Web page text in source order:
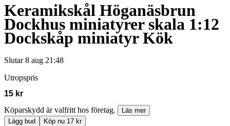
Keramikskål Höganäsbrun
Dockhus miniatyrer skala 1:12
Dockskåp miniatyr Kök
Slutar 8 aug 21:48
Utropspris
15 kr
Köparskydd är valfritt hos företag.
Läs mer
Lägg bud
Köp nu 17 kr